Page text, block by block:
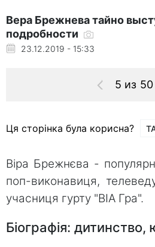
Вера Брежнева тайно
подробности
23.12.2019 - 15:33
5 из 50
Ця сторінка була корисна?
Віра Брежнєва -
поп-виконавиця,
учасниця гурту "ВІА Гра".
Біографія: дитинство,